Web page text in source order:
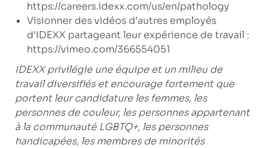
https://careers.idexx.com/us/en/pathology
Visionner des vidéos d’autres employés
d’IDEXX partageant leur expérience de travail :
https://vimeo.com/366554051
IDEXX privilégie une équipe et un milieu de
travail diversifiés et encourage fortement que
portent leur candidature les femmes, les
personnes de couleur, les personnes appartenant
à la communauté LGBTQ+, les personnes
handicapées, les membres de minorités